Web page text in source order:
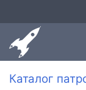
Каталог